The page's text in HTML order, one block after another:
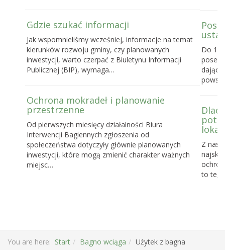
Gdzie szukać informacji
Jak wspomnieliśmy wcześniej, informacje na temat
kierunków rozwoju gminy, czy planowanych
inwestycji, warto czerpać z Biuletynu Informacji
Publicznej (BIP), wymaga…
Ochrona mokradeł i planowanie
przestrzenne
Od pierwszych miesięcy działalności Biura
Interwencji Bagiennych zgłoszenia od
społeczeństwa dotyczyły głównie planowanych
inwestycji, które mogą zmienić charakter ważnych
miejsc…
Do 16
Z
to te,
You are here: Start Bagno wciąga Użytek z bagna